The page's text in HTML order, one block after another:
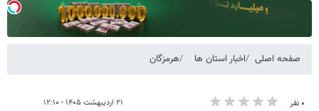
صفحه اصلی اخبار استان ها هرمزگان
۰ نفر ۲۱ اردیبهشت ۱۴۰۵ - ۱۲:۱۰